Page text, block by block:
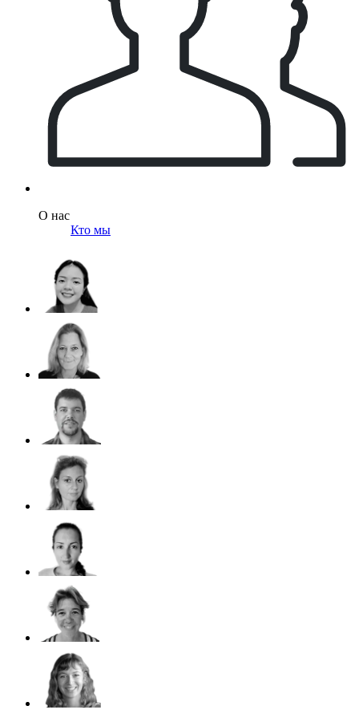
О нас
Кто мы